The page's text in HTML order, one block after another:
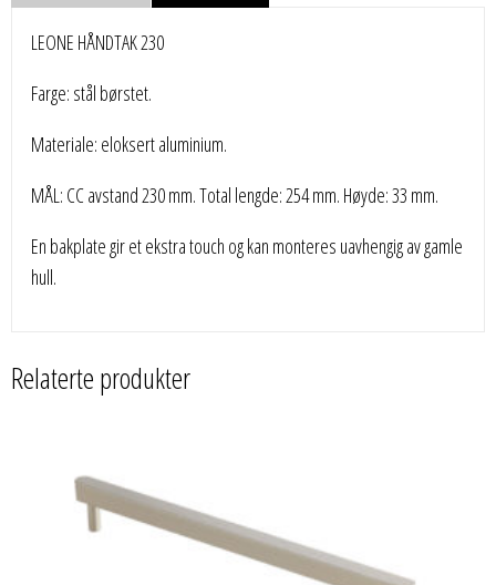
LEONE HÅNDTAK 230
Farge: stål børstet.
Materiale: eloksert aluminium.
MÅL: CC avstand 230 mm. Total lengde: 254 mm. Høyde: 33 mm.
En bakplate gir et ekstra touch og kan monteres uavhengig av gamle
hull.
Relaterte produkter